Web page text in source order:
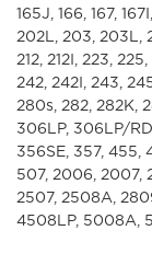
165J, 166, 167,
202L, 203, 203L,
212, 212I, 223,
242, 242I, 243,
280s, 282, 282K,
306LP, 306LP/
356SE, 357, 455,
507, 2006, 2007,
2507, 2508A,
4508LP, 5008A,